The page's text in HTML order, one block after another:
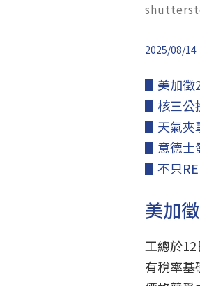
2025/08/14
▋美加徵
▋核三公
▋天氣夾
▋意德士
▋不只
美加
工總於12
有稅率